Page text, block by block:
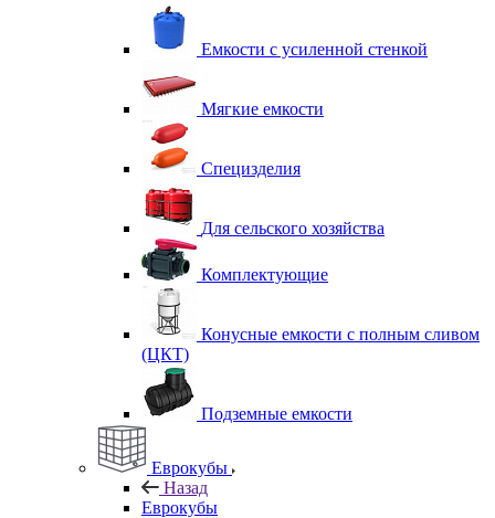
Емкости с усиленной стенкой
Мягкие емкости
Специзделия
Для сельского хозяйства
Комплектующие
Конусные емкости с полным сливом
(ЦКТ)
Подземные емкости
Еврокубы
Назад
Еврокубы